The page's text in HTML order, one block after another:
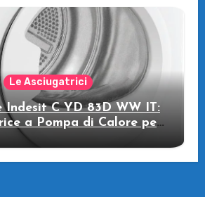
Le Asciugatrici
Indesit C YD 83D WW IT:
a Pompa di Calore per
il Tuo Benessere